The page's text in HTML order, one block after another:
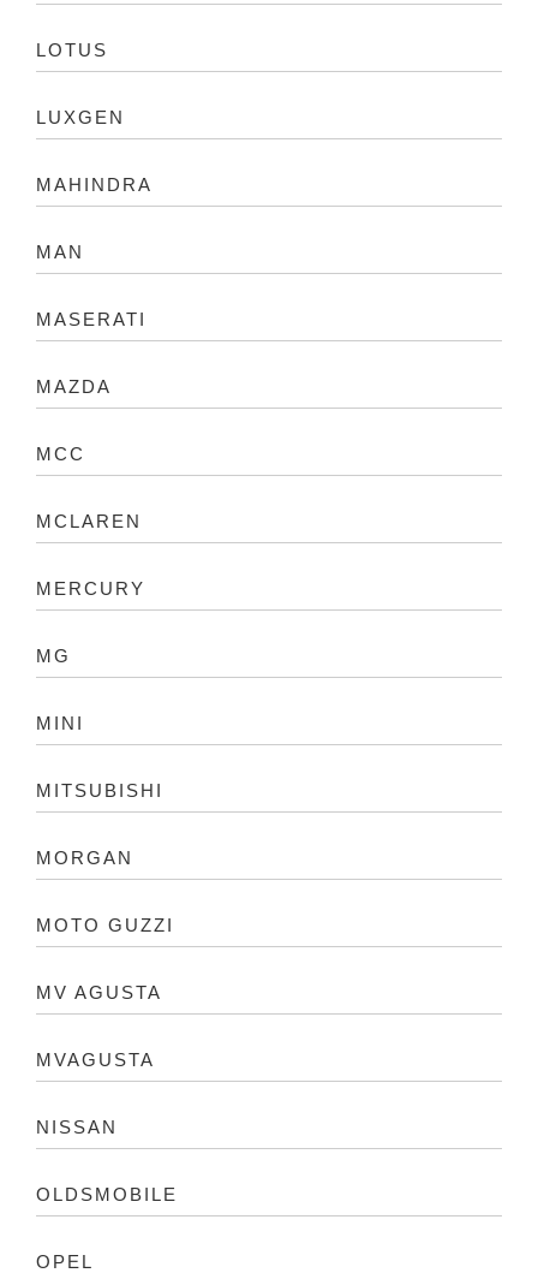
LOTUS
LUXGEN
MAHINDRA
MAN
MASERATI
MAZDA
MCC
MCLAREN
MERCURY
MG
MINI
MITSUBISHI
MORGAN
MOTO GUZZI
MV AGUSTA
MVAGUSTA
NISSAN
OLDSMOBILE
OPEL